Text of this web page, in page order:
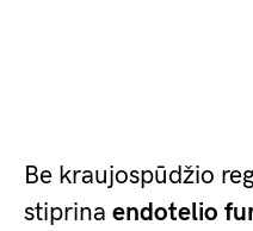
Be kraujospūdžio
stiprina endotelio